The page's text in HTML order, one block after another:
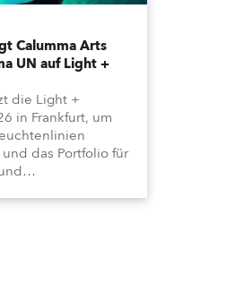
Calumma Arts
UN auf Light +
die Light +
in Frankfurt, um
das Portfolio für
kombiniert